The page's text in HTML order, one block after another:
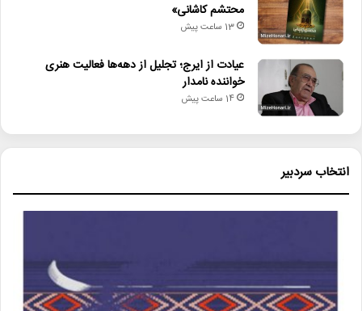
محتشم کاشانی»
13 ساعت پیش
عیادت از ایرج؛ تجلیل از دهه‌ها فعالیت هنری
خواننده نامدار
14 ساعت پیش
انتخاب سردبیر